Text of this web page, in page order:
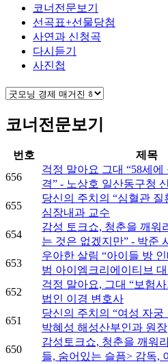
코너전문보기
선곡표+선물당첨
사연과 신청곡
다시듣기
사진첩
코너전문보기
번호 제목
656
걱정 말아요 그대 “58세
격” - 노상호 일산동구청
655
당신의 주치의 “심혈관 질
심장내과 교수
654
감성 토크쇼, 청춘을 깨워
는 것은 없겠지만” - 박준
653
우아한 살림 “아이들 방
범 아이엠크리에이티브
652
걱정 말아요, 그대 “보험
법인 이경 변호사
651
당신의 주치의 “여성 자궁
박혜성 해성산부인과 원장
650
감성토크쇼, 청춘을 깨워
들, 숨어있는 슬픔> 감독,